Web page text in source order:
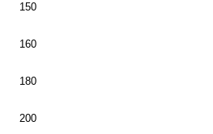
150
160
180
200